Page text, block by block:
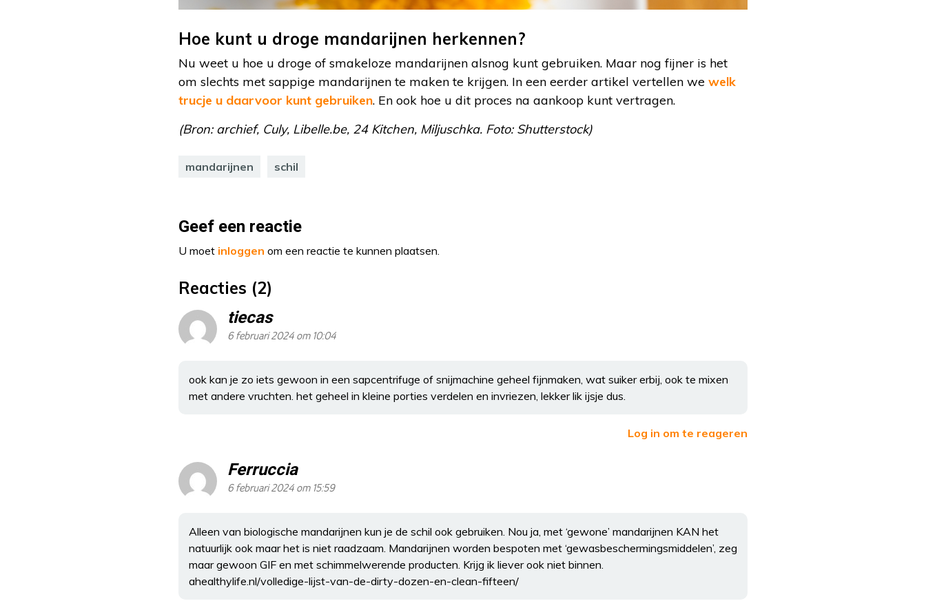
Hoe kunt u droge mandarijnen herkennen?
Nu weet u hoe u droge of smakeloze mandarijnen alsnog kunt gebruiken. Maar nog fijner is het
om slechts met sappige mandarijnen te maken te krijgen. In een eerder artikel vertellen we welk
trucje u daarvoor kunt gebruiken. En ook hoe u dit proces na aankoop kunt vertragen.
(Bron: archief, Culy, Libelle.be, 24 Kitchen, Miljuschka. Foto: Shutterstock)
mandarijnen schil
Geef een reactie
U moet inloggen om een reactie te kunnen plaatsen.
Reacties (2)
tiecas
6 februari 2024 om 10:04
ook kan je zo iets gewoon in een sapcentrifuge of snijmachine geheel fijnmaken, wat suiker erbij, ook te mixen
met andere vruchten. het geheel in kleine porties verdelen en invriezen, lekker lik ijsje dus.
Log in om te reageren
Ferruccia
6 februari 2024 om 15:59
Alleen van biologische mandarijnen kun je de schil ook gebruiken. Nou ja, met ‘gewone’ mandarijnen KAN het
natuurlijk ook maar het is niet raadzaam. Mandarijnen worden bespoten met ‘gewasbeschermingsmiddelen’, zeg
maar gewoon GIF en met schimmelwerende producten. Krijg ik liever ook niet binnen.
ahealthylife.nl/volledige-lijst-van-de-dirty-dozen-en-clean-fifteen/